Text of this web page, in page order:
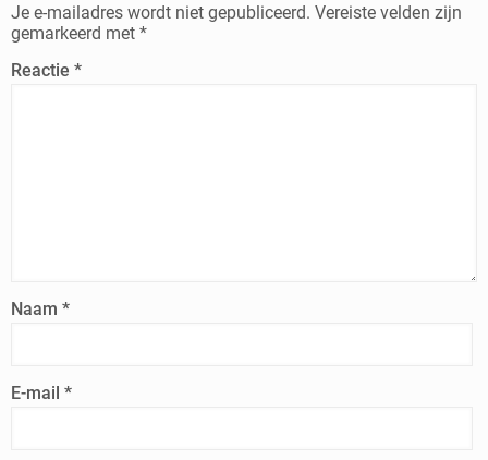
Je e-mailadres wordt niet gepubliceerd. Vereiste velden zijn
gemarkeerd met *
Reactie *
Naam *
E-mail *